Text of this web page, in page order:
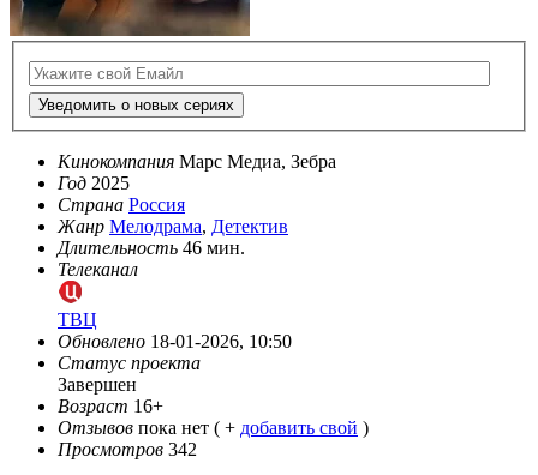
Уведомить о новых сериях
Кинокомпания Марс Медиа, Зебра
Год 2025
Страна Россия
Жанр Мелодрама, Детектив
Длительность 46 мин.
Телеканал
ТВЦ
Обновлено 18-01-2026, 10:50
Статус проекта
Завершен
Возраст 16+
Отзывов пока нет ( + добавить свой )
Просмотров 342